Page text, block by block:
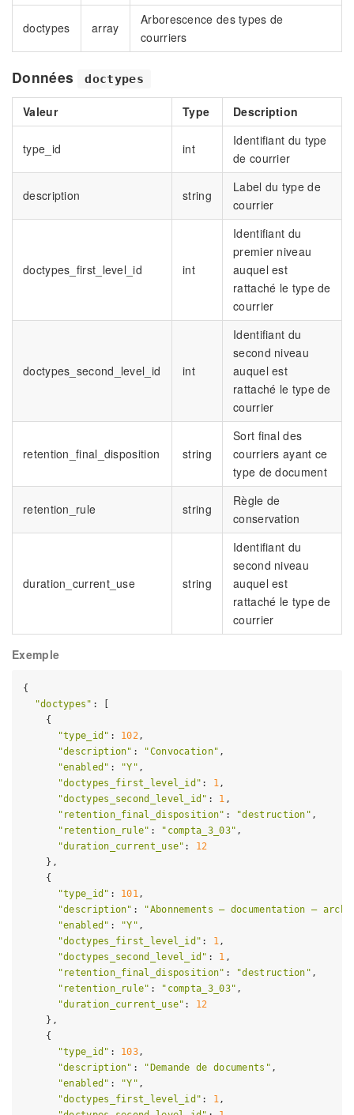
doctypes array
Arborescence des types de
courriers
Données doctypes
Valeur Type Description
type_id int
Identifiant du type
de courrier
description string
Label du type de
courrier
doctypes_first_level_id int
Identifiant du
premier niveau
auquel est
rattaché le type de
courrier
doctypes_second_level_id int
Identifiant du
second niveau
auquel est
rattaché le type de
courrier
retention_final_disposition string
Sort final des
courriers ayant ce
type de document
retention_rule string
Règle de
conservation
duration_current_use string
Identifiant du
second niveau
auquel est
rattaché le type de
courrier
Exemple
{
"doctypes" : [
    {
"type_id" : 102,
"description" : "Convocation" ,
"enabled" : "Y" ,
"doctypes_first_level_id" : 1,
"doctypes_second_level_id" : 1 ,
"retention_final_disposition" : "destruction" ,
"retention_rule" : "compta_3_03" ,
"duration_current_use" : 12
    },
    {
"type_id" : 101,
"description" :
"Abonnements – documentation –
"enabled" : "Y" ,
"doctypes_first_level_id" : 1,
"doctypes_second_level_id" : 1 ,
"retention_final_disposition" : "destruction" ,
"retention_rule" : "compta_3_03" ,
"duration_current_use" : 12
    },
    {
"type_id" : 103,
"description" : "Demande de documents" ,
"enabled" : "Y" ,
"doctypes_first_level_id" : 1,